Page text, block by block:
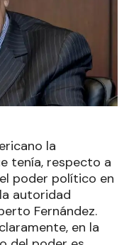
la
tenía, respecto a
poder político en
autoridad
Fernández.
en la